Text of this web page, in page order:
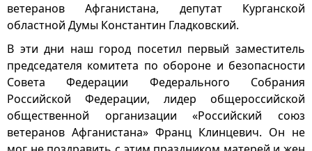
ветеранов Афганистана, депутат Курганской
областной Думы Константин Гладковский.
В эти дни наш город посетил первый заместитель
председателя комитета по обороне и безопасности
Совета Федерации Федерального Собрания
Российской Федерации, лидер общероссийской
общественной организации «Российский союз
ветеранов Афганистана» Франц Клинцевич. Он не